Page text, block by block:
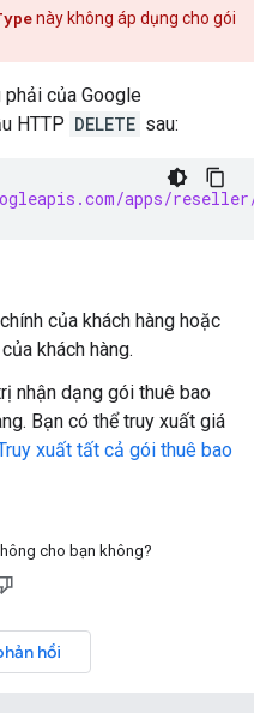
này không áp dụng cho gói
của Google
HTTP DELETE sau:
apps/
của khách hàng hoặc
khách hàng.
nhận dạng gói thuê bao
Bạn có thể truy xuất giá
xuất tất cả gói thuê bao
cho bạn không?
hồi